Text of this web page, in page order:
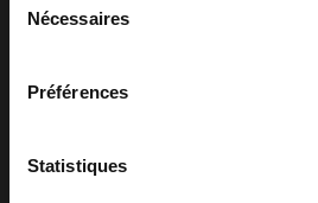
Nécessaires
Préférences
Statistiques